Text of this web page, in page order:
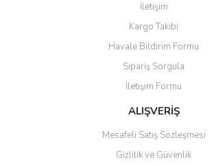
Yorum Yaz
Ürün resmi kalitesiz, bozuk veya
Ürün açıklamasında eksik bilgiler bulunuyor.
Ürün bilgilerinde hatalar bulunuyor.
Ürün fiyatı diğer sitelerden daha pahalı.
Bu ürüne benzer farklı alternatifler olmalı.
İletişim
Kargo Takibi
Havale Bildirim Formu
Sipariş Sorgula
İletişim Formu
ALIŞVERİŞ
Mesafeli Satış Sözleşmesi
Gizlilik ve Güvenlik